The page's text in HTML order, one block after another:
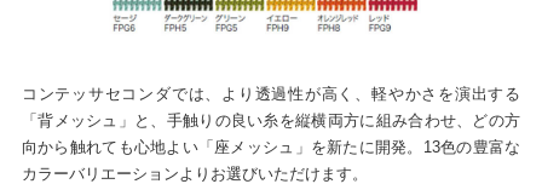
コンテッサセコンダでは、より透過性が高く、軽やかさを演出する
「背メッシュ」と、手触りの良い糸を縦横両方に組み合わせ、どの方
向から触れても心地よい「座メッシュ」を新たに開発。13色の豊富な
カラーバリエーションよりお選びいただけます。